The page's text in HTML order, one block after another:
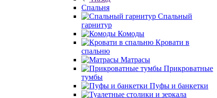
Спальня
Спальный
гарнитур
Комоды
Кровати в
спальню
Матрасы
Прикроватные
тумбы
Пуфы и банкетки